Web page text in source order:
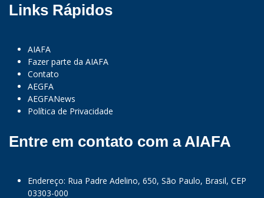
Links Rápidos
AIAFA
Fazer parte da AIAFA
Contato
AEGFA
AEGFANews
Política de Privacidade
Entre em contato com a AIAFA
Endereço: Rua Padre Adelino, 650, São Paulo, Brasil, CEP
03303-000